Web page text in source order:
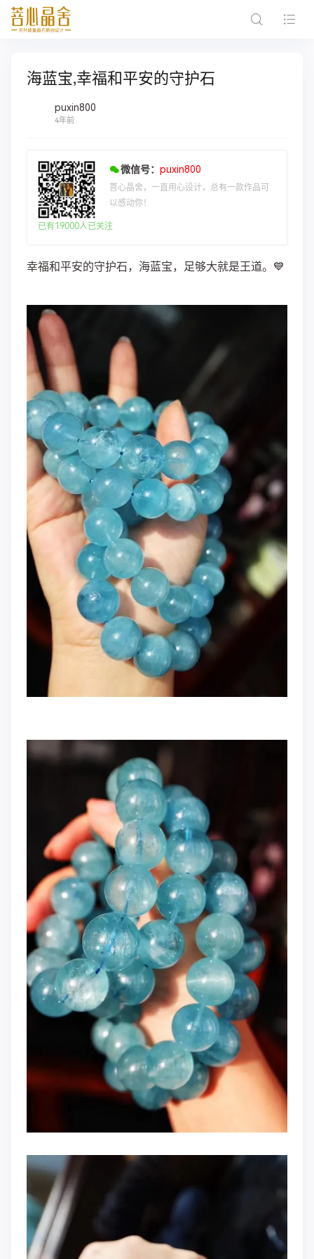
海蓝宝,幸福和平安的守护石
puxin800
4年前
微信号： puxin800
菩心晶舍，一直用心设计，总有一款作品可
以感动你！
已有19000人已关注
幸福和平安的守护石，海蓝宝，足够大就是王道。💙